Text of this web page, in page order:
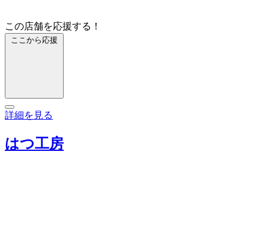
この店舗を応援する！
ここから応援
詳細を見る
はつ工房